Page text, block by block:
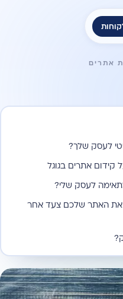
לעסק שלך?
את האתר שלכם צעד אחר